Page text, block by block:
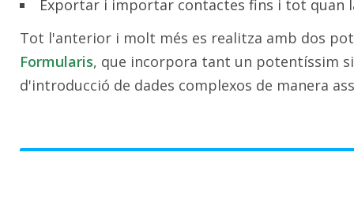
Exportar i importar contactes fins i tot quan
Tot l'anterior i molt més es realitza amb dos
Formularis, que incorpora tant un potentíssim
d'introducció de dades complexos de manera